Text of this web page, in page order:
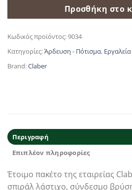
Προσθήκη στο
Κωδικός προϊόντος:9034
Κατηγορίες:Άρδευση - Πότισμα,
Brand:Claber
Περιγραφή
Επιπλέον πληροφορίες
Έτοιμο πακέτο της εταιρείας
σπιράλ λάστιχο, σύνδεσμο